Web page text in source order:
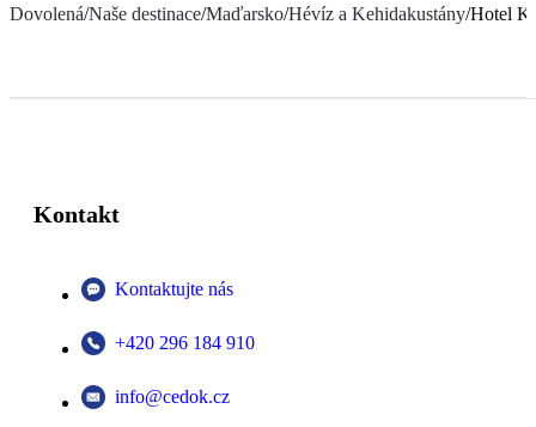
Dovolená/Naše destinace/Maďarsko/Hévíz a Kehidakustány/Hotel
Kontakt
Kontaktujte nás
+420 296 184 910
info@cedok.cz